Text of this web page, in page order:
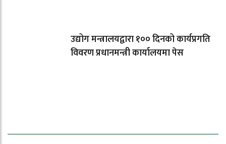
उद्योग मन्त्रालयद्वारा १०० दिनको कार्यप्रगति
विवरण प्रधानमन्त्री कार्यालयमा पेस